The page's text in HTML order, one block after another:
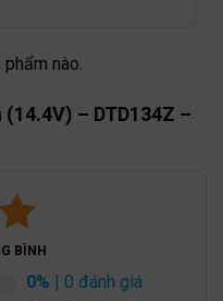
nào.
– DTD134Z –
BÌNH
0% | 0 đánh giá